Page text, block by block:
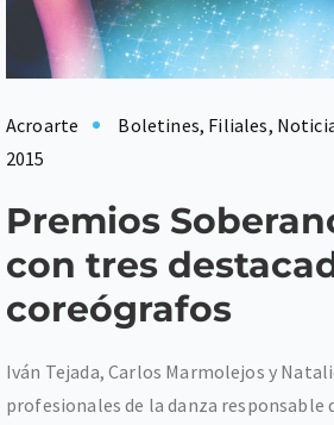
Acroarte Boletines, Filiales,
2015
Premios
con tres
coreógrafos
Iván Tejada, Carlos Marmolejos y
profesionales de la danza responsable